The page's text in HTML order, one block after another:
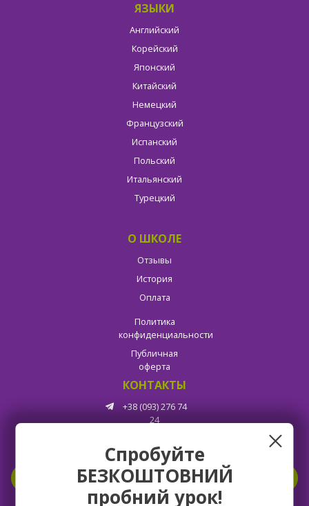
ЯЗЫКИ
Английский
Корейский
Японский
Китайский
Немецкий
Французский
Испанский
Польский
Итальянский
Турецкий
О ШКОЛЕ
Отзывы
История
Оплата
Политика
конфиденциальности
Публичная
оферта
КОНТАКТЫ
+38 (093) 276 74
24
ВАКАНСИИ
Спробуйте
БЕЗКОШТОВНИЙ
пробний урок!